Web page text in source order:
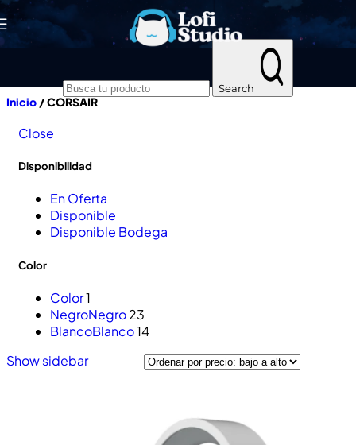
Skip to navigation Skip to main content
Search
Inicio /CORSAIR
Close
Disponibilidad
En Oferta
Disponible
Disponible Bodega
Color
Color1
NegroNegro23
BlancoBlanco14
Show sidebar